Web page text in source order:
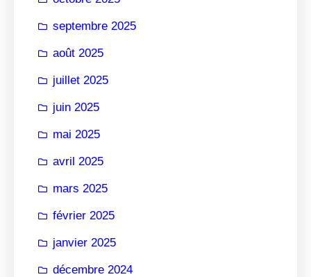
septembre 2025
août 2025
juillet 2025
juin 2025
mai 2025
avril 2025
mars 2025
février 2025
janvier 2025
décembre 2024